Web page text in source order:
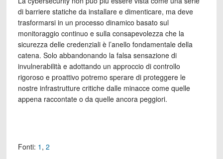
di barriere statiche da installare e dimenticare, ma deve
trasformarsi in un processo dinamico basato sul
monitoraggio continuo e sulla consapevolezza che la
sicurezza delle credenziali è l’anello fondamentale della
catena. Solo abbandonando la falsa sensazione di
invulnerabilità e adottando un approccio di controllo
rigoroso e proattivo potremo sperare di proteggere le
nostre infrastrutture critiche dalle minacce come quelle
appena raccontate o da quelle ancora peggiori.
Fonti: 1 , 2